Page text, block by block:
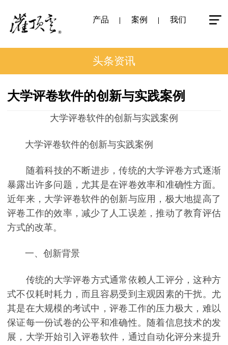
产品 案例 我们
头条资讯
大学评卷软件的创新与实践案例
大学评卷软件的创新与实践案例
大学评卷软件的创新与实践案例
随着科技的不断进步，传统的大学评卷方式逐渐
暴露出许多问题，尤其是在评卷效率和准确性方面。
近年来，大学评卷软件的创新与应用，极大地提高了
评卷工作的效率，减少了人工误差，推动了教育评估
方式的改革。
一、创新背景
传统的大学评卷方式通常依赖人工评分，这种方
式不仅耗时耗力，而且容易受到主观因素的干扰。尤
其是在大规模的考试中，评卷工作的压力极大，难以
保证每一份试卷的公平和准确性。随着信息技术的发
展，大学开始引入评卷软件，通过自动化评分来提升